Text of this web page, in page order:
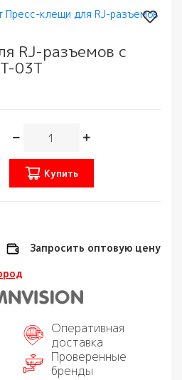
RJ-разъемов с
03T
Купить
Запросить оптовую цену
Оперативная
доставка
Проверенные
бренды